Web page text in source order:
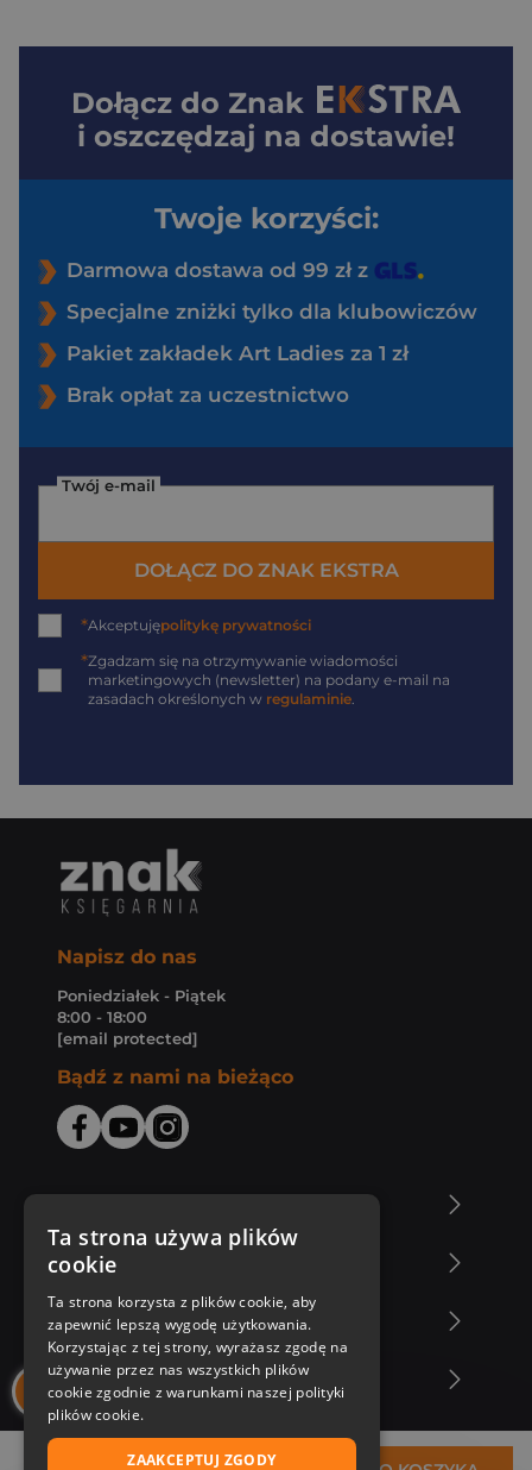
Dołącz do Znak
i oszczędzaj na dostawie!
Twoje korzyści:
Darmowa dostawa od 99 zł z
Specjalne zniżki tylko dla klubowiczów
Pakiet zakładek Art Ladies za 1 zł
Brak opłat za uczestnictwo
Twój e-mail
DOŁĄCZ DO ZNAK EKSTRA
*Akceptujępolitykę prywatności
*Zgadzam się na otrzymywanie wiadomości
marketingowych (newsletter) na podany e-mail na
zasadach określonych w regulaminie.
Napisz do nas
Poniedziałek - Piątek
8:00 - 18:00
[email protected]
Bądź z nami na bieżąco
Zakupy u nas
Nasza oferta
Nasi autorzy
Ta strona używa plików
cookie
Ta strona korzysta z plików cookie, aby
zapewnić lepszą wygodę użytkowania.
Korzystając z tej strony, wyrażasz zgodę na
używanie przez nas wszystkich plików
cookie zgodnie z warunkami naszej polityki
plików cookie.
ZAAKCEPTUJ ZGODY